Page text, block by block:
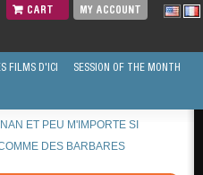
CART MY ACCOUNT
FILMS D'ICI SESSION OF THE MONTH
ET PEU M'IMPORTE SI
DES BARBARES